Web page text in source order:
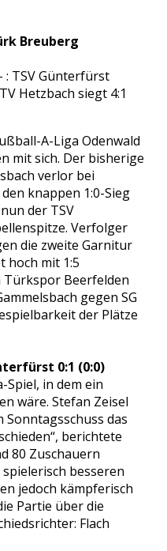
Breuberg
: TSV Günterfürst
Hetzbach siegt 4:1
A-Liga Odenwald
mit sich. Der bisherige
verlor bei
knappen 1:0-Sieg
der TSV
Verfolger
die zweite Garnitur
hoch mit 1:5
Türkspor Beerfelden
gegen SG
der Plätze
0:1 (0:0)
Spiel, in dem ein
wäre. Stefan Zeisel
das
berichtete
80 Zuschauern
besseren
jedoch kämpferisch
Partie über die
Flach